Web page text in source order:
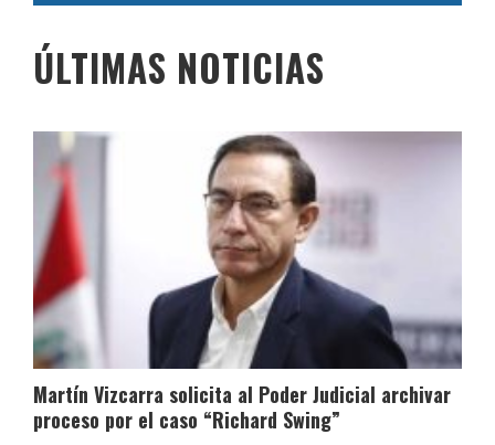
ÚLTIMAS NOTICIAS
Martín Vizcarra solicita al Poder Judicial archivar
proceso por el caso “Richard Swing”